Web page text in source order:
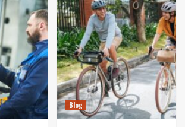
Blog